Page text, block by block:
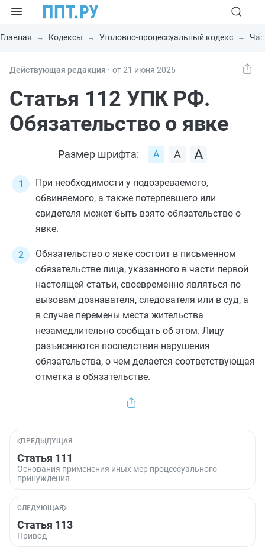
Главная Кодексы Уголовно-процессуальный кодекс
Действующая редакция ⸱ от 21 июня 2026
Статья 112 УПК РФ.
Обязательство о явке
Размер шрифта:
При необходимости у подозреваемого,
обвиняемого, а также потерпевшего или
свидетеля может быть взято обязательство о
явке.
Обязательство о явке состоит в письменном
обязательстве лица, указанного в части первой
настоящей статьи, своевременно являться по
вызовам дознавателя, следователя или в суд, а
в случае перемены места жительства
незамедлительно сообщать об этом. Лицу
разъясняются последствия нарушения
обязательства, о чем делается соответствующая
отметка в обязательстве.
ПРЕДЫДУЩАЯ
Статья 111
Основания применения иных мер процессуального
принуждения
СЛЕДУЮЩАЯ
Статья 113
Привод